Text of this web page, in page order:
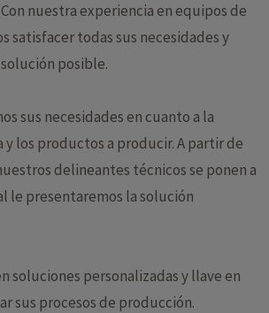
nuestra experiencia en equipos de
satisfacer todas sus necesidades y
posible.
sus necesidades en cuanto a la
los productos a producir. A partir de
delineantes técnicos se ponen a
le presentaremos la solución
soluciones personalizadas y llave en
sus procesos de producción.